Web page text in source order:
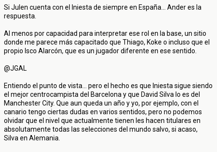
Si Julen cuenta con el Iniesta de siempre en España... Ander es la
respuesta.
Al menos por capacidad para interpretar ese rol en la base, un sitio
donde me parece más capacitado que Thiago, Koke o incluso que el
propio Isco Alarcón, que es un jugador diferente en ese sentido.
@JGAL
Entiendo el punto de vista... pero el hecho es que Iniesta sigue siendo
el mejor centrocampista del Barcelona y que David Silva lo es del
Manchester City. Que aun queda un año y yo, por ejemplo, con el
canario tengo ciertas dudas en varios sentidos, pero no podemos
olvidar que el nivel que actualmente tienen les hacen titulares en
absolutamente todas las selecciones del mundo salvo, si acaso,
Silva en Alemania.